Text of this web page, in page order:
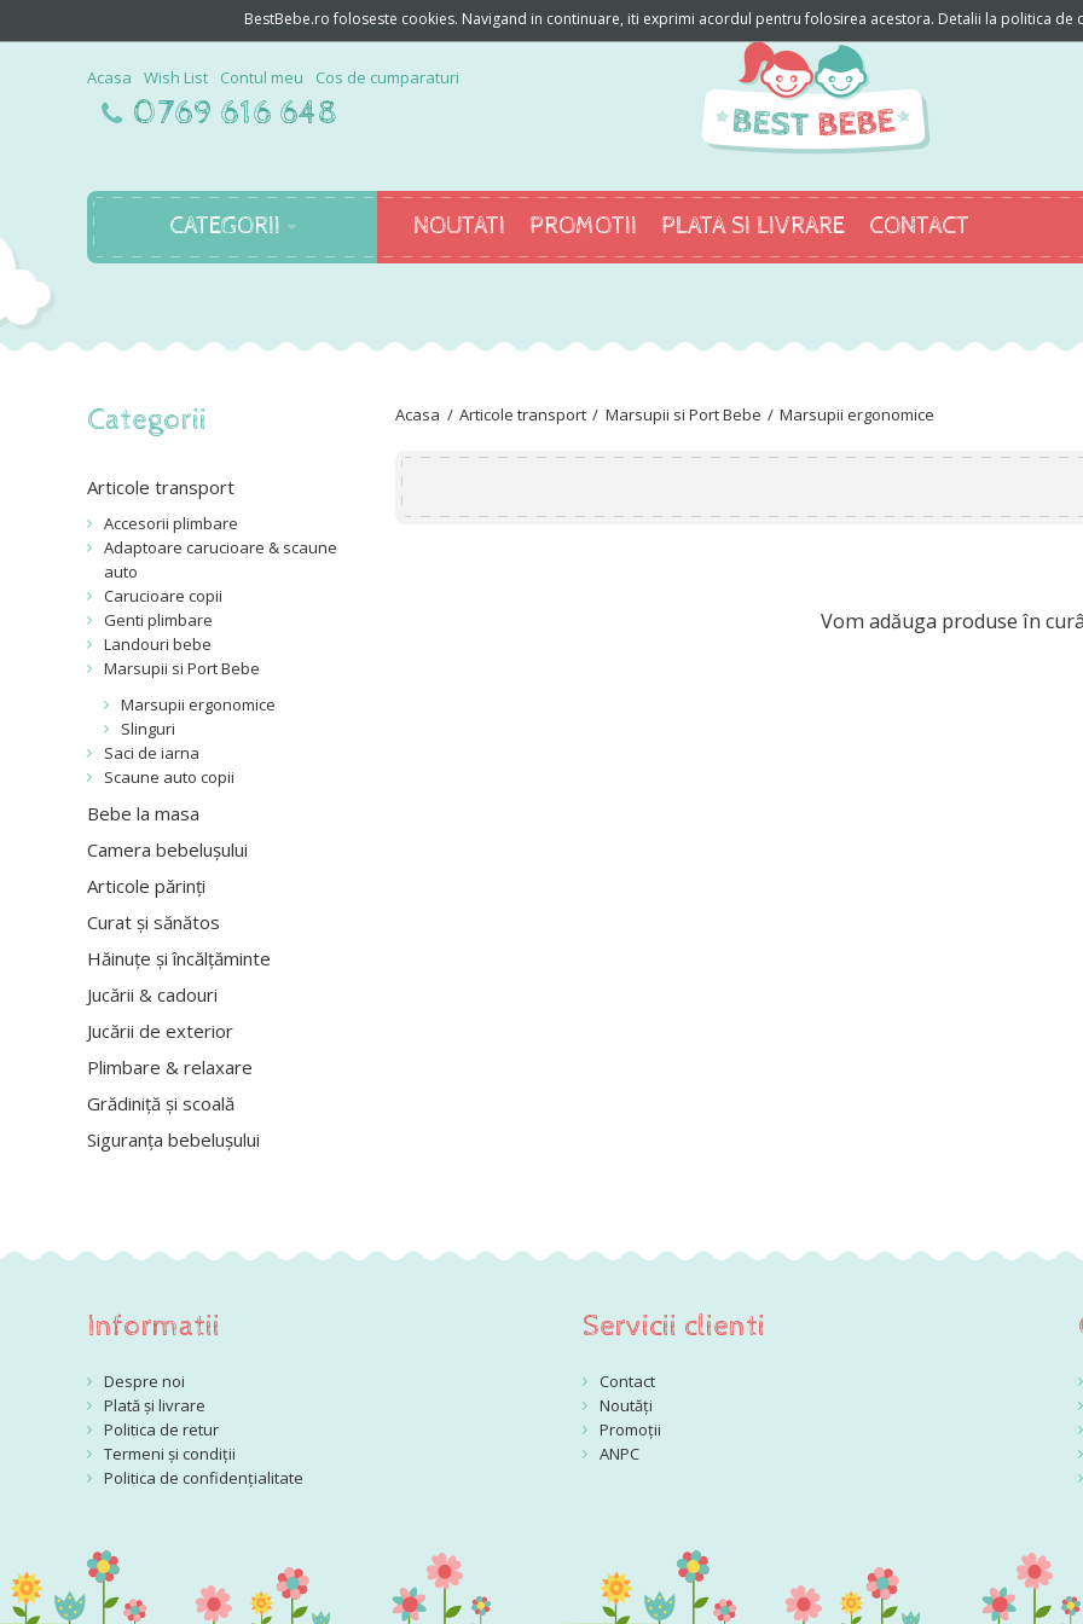
Acasa Wish List Contul meu Cos de cumparaturi
0769 616 648
CATEGORII NOUTATI PROMOTII PLATA SI LIVRARE CONTACT
Articole transport Marsupii si Port Bebe Marsupii ergonomice
Vom adăuga produse în
Categorii
Articole transport
Accesorii plimbare
Adaptoare carucioare & scaune
auto
Carucioare copii
Genti plimbare
Landouri bebe
Marsupii si Port Bebe
Marsupii ergonomice
Slinguri
Saci de iarna
Scaune auto copii
Bebe la masa
Camera bebelușului
Articole părinți
Curat și sănătos
Hăinuțe și încălțăminte
Jucării & cadouri
Jucării de exterior
Plimbare & relaxare
Grădiniță și scoală
Siguranța bebelușului
Informatii
Despre noi
Plată și livrare
Politica de retur
Termeni și condiții
Politica de confidențialitate
Servicii clienti
Contact
Noutăți
Promoții
ANPC
BestBebe.ro foloseste cookies. Navigand in continuare, iti exprimi acordul pentru folosirea acestora. Detalii la politica de